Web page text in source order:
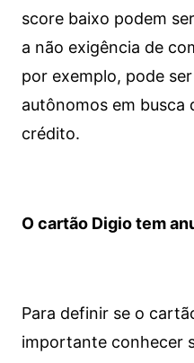
score baixo podem
a não exigência de
por exemplo, pode
autônomos em busca
crédito.
O cartão Digio tem
Para definir se o
importante conhecer